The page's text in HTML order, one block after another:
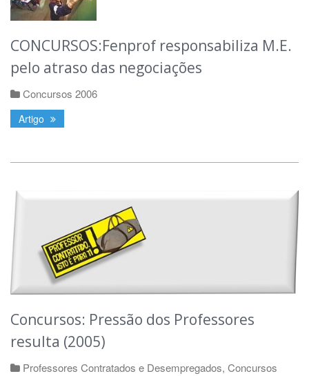
CONCURSOS:Fenprof responsabiliza M.E.
pelo atraso das negociações
Concursos 2006
Artigo
Concursos: Pressão dos Professores
resulta (2005)
Professores Contratados e Desempregados, Concursos